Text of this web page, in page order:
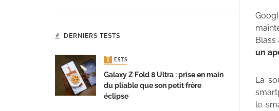
Blass
un
La
le
DERNIERS TESTS
TESTS
Galaxy Z Fold 8 Ultra : prise en main
du pliable que son petit frère
éclipse